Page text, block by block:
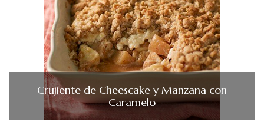
Crujiente de Cheescake y Manzana con
Caramelo